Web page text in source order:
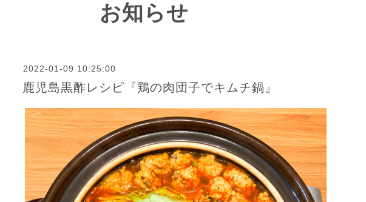
お知らせ
2022-01-09 10:25:00
鹿児島黒酢レシピ『鶏の肉団子でキムチ鍋』